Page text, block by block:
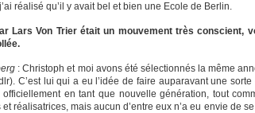
réalisé qu’il y avait bel et bien une Ecole de Berlin.
Lars Von Trier était un mouvement très conscient,
: Christoph et moi avons été sélectionnés la même
C’est lui qui a eu l’idée de faire auparavant une
en tant que nouvelle génération, tout
réalisatrices, mais aucun d’entre eux n’a eu envie de